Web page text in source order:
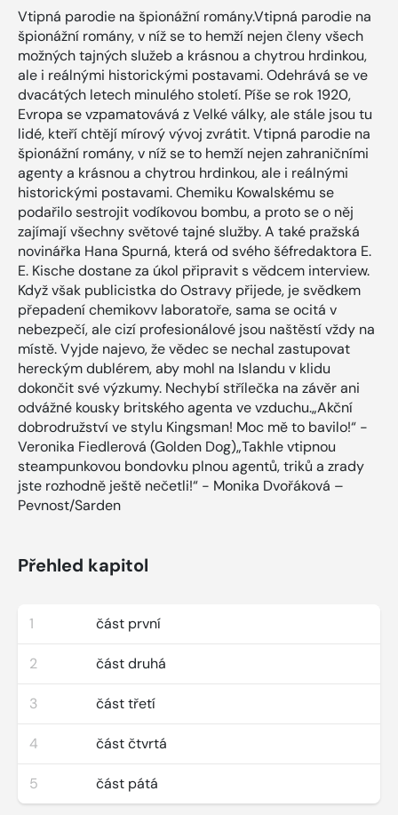
Vtipná parodie na špionážní romány.Vtipná parodie na
špionážní romány, v níž se to hemží nejen členy všech
možných tajných služeb a krásnou a chytrou hrdinkou,
ale i reálnými historickými postavami. Odehrává se ve
dvacátých letech minulého století. Píše se rok 1920,
Evropa se vzpamatovává z Velké války, ale stále jsou tu
lidé, kteří chtějí mírový vývoj zvrátit. Vtipná parodie na
špionážní romány, v níž se to hemží nejen zahraničními
agenty a krásnou a chytrou hrdinkou, ale i reálnými
historickými postavami. Chemiku Kowalskému se
podařilo sestrojit vodíkovou bombu, a proto se o něj
zajímají všechny světové tajné služby. A také pražská
novinářka Hana Spurná, která od svého šéfredaktora E.
E. Kische dostane za úkol připravit s vědcem interview.
Když však publicistka do Ostravy přijede, je svědkem
přepadení chemikovv laboratoře, sama se ocitá v
nebezpečí, ale cizí profesionálové jsou naštěstí vždy na
místě. Vyjde najevo, že vědec se nechal zastupovat
hereckým dublérem, aby mohl na Islandu v klidu
dokončit své výzkumy. Nechybí střílečka na závěr ani
odvážné kousky britského agenta ve vzduchu.„Akční
dobrodružství ve stylu Kingsman! Moc mě to bavilo!“ -
Veronika Fiedlerová (Golden Dog)„Takhle vtipnou
steampunkovou bondovku plnou agentů, triků a zrady
jste rozhodně ještě nečetli!“ - Monika Dvořáková –
Pevnost/Sarden
Přehled kapitol
1 část první
2 část druhá
3 část třetí
4 část čtvrtá
5 část pátá